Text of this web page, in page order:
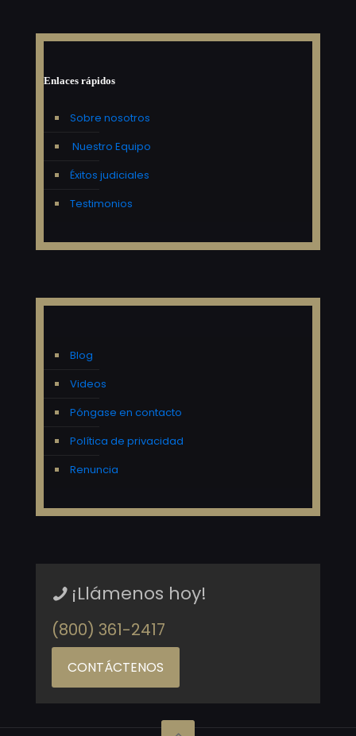
Enlaces rápidos
Sobre nosotros
Nuestro Equipo
Éxitos judiciales
Testimonios
Blog
Videos
Póngase en contacto
Política de privacidad
Renuncia
¡Llámenos hoy!
(800) 361-2417
CONTÁCTENOS